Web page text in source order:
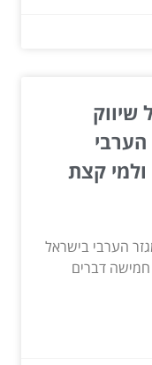
שיווק
הערבי
קצת
הערבי בישראל
דברים